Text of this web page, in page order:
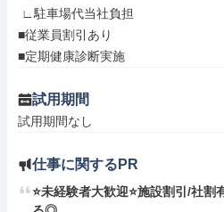
■従業員割引あり
■定期健康診断実施
試用期間
試用期間なし
仕事に関するPR
⭐未経験者大歓迎⭐施設割引/社